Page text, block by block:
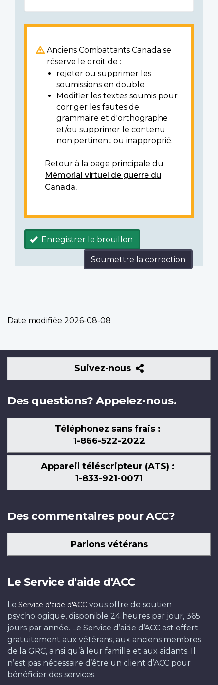
Anciens Combattants Canada se
réserve le droit de :
rejeter ou supprimer les
soumissions en double.
Modifier les textes soumis pour
corriger les fautes de
grammaire et d'orthographe
et/ou supprimer le contenu
non pertinent ou inapproprié.
Retour à la page principale du
Mémorial virtuel de guerre du
Canada.
Enregistrer le brouillon
Soumettre la correction
Date modifiée 2026-08-08
Suivez-nous
Suivez-
nous
Des questions? Appelez-nous.
Téléphonez sans frais :
1-866-522-2022
Appareil téléscripteur (ATS) :
1-833-921-0071
Des commentaires pour ACC?
Parlons vétérans
Le Service d'aide d'ACC
Le Service d'aide d'ACC vous offre de soutien
psychologique, disponible 24 heures par jour, 365
jours par année. Le Service d’aide d’ACC est offert
gratuitement aux vétérans, aux anciens membres
de la GRC, ainsi qu’à leur famille et aux aidants. Il
n’est pas nécessaire d’être un client d’ACC pour
bénéficier des services.